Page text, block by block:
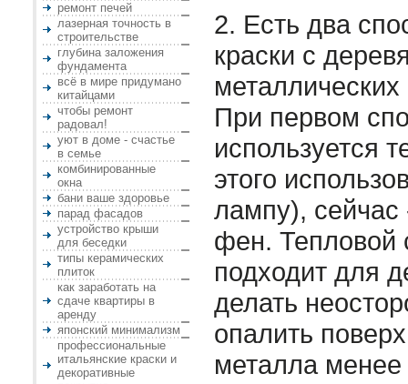
ремонт печей
лазерная точность в
строительстве
глубина заложения
фундамента
всё в мире придумано
китайцами
чтобы ремонт
радовал!
уют в доме - счастье
в семье
комбинированные
окна
бани ваше здоровье
парад фасадов
устройство крыши
для беседки
типы керамических
плиток
как заработать на
сдаче квартиры в
аренду
японский минимализм
профессиональные
итальянские краски и
декоративные
2. Есть два
краски с
При первом
используется
этого
лампу), сейчас
фен. Тепловой
подходит для
делать
опалить
металла менее